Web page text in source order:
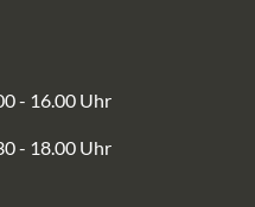
- 16.00 Uhr
- 18.00 Uhr